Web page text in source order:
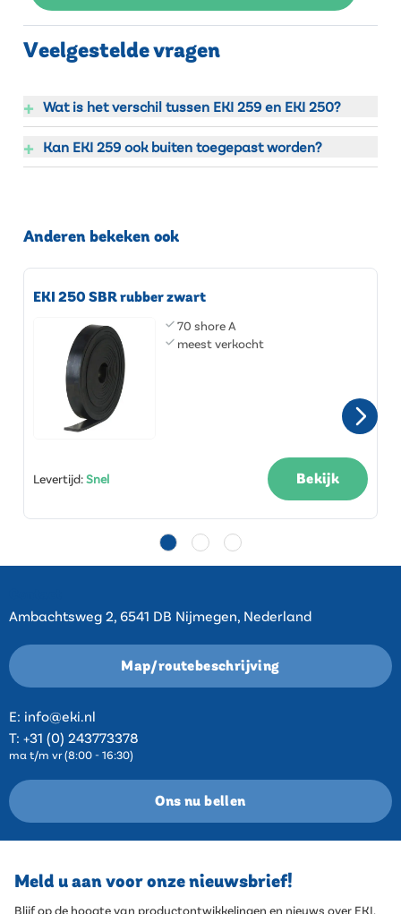
Veelgestelde vragen
+ Wat is het verschil tussen EKI 259 en EKI 250?
+ Kan EKI 259 ook buiten toegepast worden?
Anderen bekeken ook
EKI 250 SBR rubber zwart
70 shore A
meest verkocht
Levertijd:Snel Bekijk
Ambachtsweg 2, 6541 DB Nijmegen, Nederland
Map/routebeschrijving
E: info@eki.nl
T: +31 (0) 243773378
ma t/m vr (8:00 - 16:30)
Ons nu bellen
Meld u aan voor onze nieuwsbrief!
Blijf op de hoogte van productontwikkelingen en nieuws over EKI.